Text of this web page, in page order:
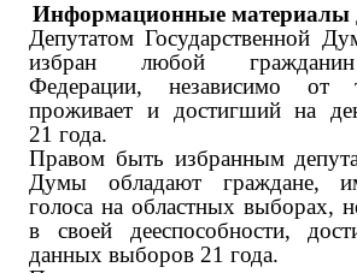
Информационные материалы
Депутатом Государственной
избран любой
Федерации, независимо
проживает и достигший на
21 года.
Правом быть избранным
Думы обладают граждане,
голоса на областных выборах,
в своей дееспособности,
данных выборов 21 года.